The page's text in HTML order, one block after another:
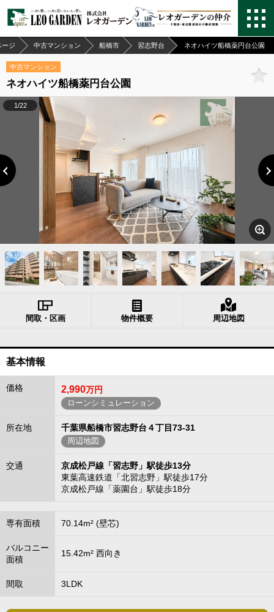
ージ 中古マンション 船橋市 習志野台 ネオハイツ船橋薬円台公園
中古マンション
ネオハイツ船橋薬円台公園
1/22
間取・区画 物件概要 周辺地図
基本情報
価格 2,990万円
ローンシミュレーション
所在地 千葉県船橋市習志野台４丁目73-31
周辺地図
交通
京成松戸線「習志野」駅徒歩13分
東葉高速鉄道「北習志野」駅徒歩17分
京成松戸線「薬園台」駅徒歩18分
専有面積 70.14m² (壁芯)
バルコニー
面積
15.42m² 西向き
間取 3LDK